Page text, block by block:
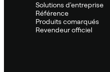
Solutions d'entreprise
Référence
Produits comarqués
Revendeur officiel